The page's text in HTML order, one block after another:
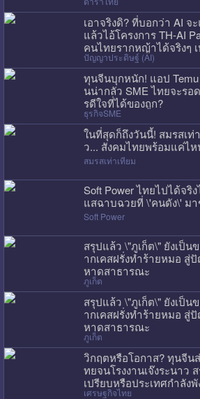
เอาจริงดิ? ที่บอกว่า AI จ
แล้วไอ้โครงการ TH-AI
คนไทยรากหญ้าได้จริงๆ
ปัญญาประดิษฐ์ (AI)
ทุนจีนบุกหนัก! แอป Temu
นน่ากลัว SME ไทยจะรอ
รดีใจที่ได้ของถูก?
ธุรกิจSME
ในที่สุดก็ถึงวันนี้! สมรสเท่
ว... สังคมไทยพร้อมแค่ไ
สมรสเท่าเทียม
Soft Power ไทยไปได้จริ
แสฉาบฉวยที่ \'คนดัง\' ม
Soft Power
สรุปแล้ว \"ภูเก็ต\" ยังเป็น
ากเคสฝรั่งทำร้ายหมอ สู่
หาดสาธารณะ
ภูเก็ต
สรุปแล้ว \"ภูเก็ต\" ยังเป็น
ากเคสฝรั่งทำร้ายหมอ สู่
หาดสาธารณะ
ภูเก็ต
วิกฤตหรือโอกาส? ทุนจีน
ทยจนโรงงานเจ๊งระนาว
เปรียบหรือประเทศกำลังพั
เศรษฐกิจไทย